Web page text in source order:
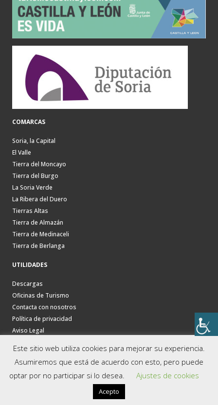
COMARCAS
Soria, la Capital
El Valle
Tierra del Moncayo
Tierra del Burgo
La Soria Verde
La Ribera del Duero
Tierras Altas
Tierra de Almazán
Tierra de Medinaceli
Tierra de Berlanga
UTILIDADES
Descargas
Oficinas de Turismo
Contacta con nosotros
Política de privacidad
Aviso Legal
Este sitio web utiliza cookies para mejorar su experiencia.
Asumiremos que está de acuerdo con esto, pero puede
optar por no participar si lo desea.
Ajustes de cookies
Acepto